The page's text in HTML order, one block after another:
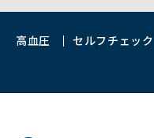
高血圧
セルフチェッ